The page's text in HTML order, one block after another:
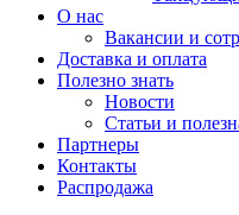
О нас
Вакансии и
Доставка и оплата
Полезно знать
Новости
Статьи и
Партнеры
Контакты
Распродажа